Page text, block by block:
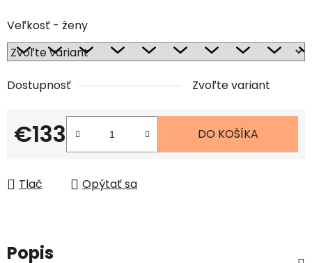
Veľkosť - ženy
Dostupnosť Zvoľte variant
€133
Jednotková cena:
DO KOŠÍKA
Tlač Opýtať sa
Popis